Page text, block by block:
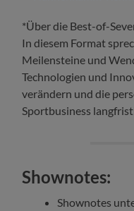
*Über die Best-of-
In diesem Format
Meilensteine und
Technologien und
verändern und die
Sportbusiness
Shownotes:
Shownotes